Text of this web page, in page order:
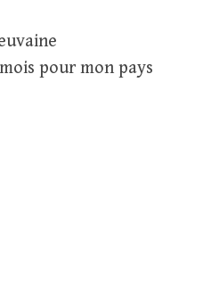
pour mon pays